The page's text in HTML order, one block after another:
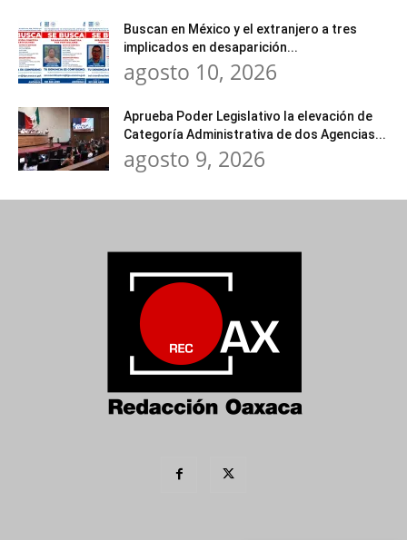
Buscan en México y el extranjero a tres
implicados en desaparición...
agosto 10, 2026
Aprueba Poder Legislativo la elevación de
Categoría Administrativa de dos Agencias...
agosto 9, 2026